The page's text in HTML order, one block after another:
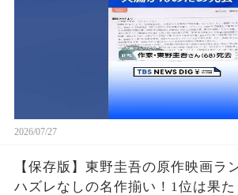
2026/07/27
【保存版】東野圭吾の原作映画ラ
ハズレなしの名作揃い！1位は果